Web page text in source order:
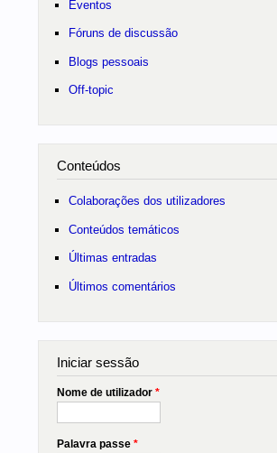
Eventos
Fóruns de discussão
Blogs pessoais
Off-topic
Conteúdos
Colaborações dos utilizadores
Conteúdos temáticos
Últimas entradas
Últimos comentários
Iniciar sessão
Nome de utilizador *
Palavra passe *